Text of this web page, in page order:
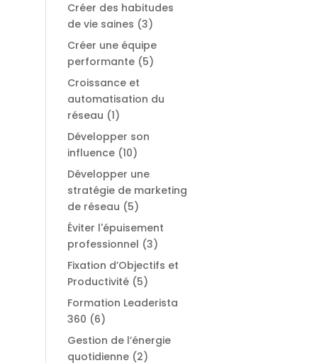
Créer des habitudes
de vie saines (3)
Créer une équipe
performante(5)
Croissance et
automatisation du
réseau (1)
Développer son
influence(10)
Développer une
stratégie de marketing
de réseau (5)
Éviter l'épuisement
professionnel (3)
Fixation d’Objectifs et
Productivité(5)
Formation Leaderista
360 (6)
Gestion de l’énergie
quotidienne(2)